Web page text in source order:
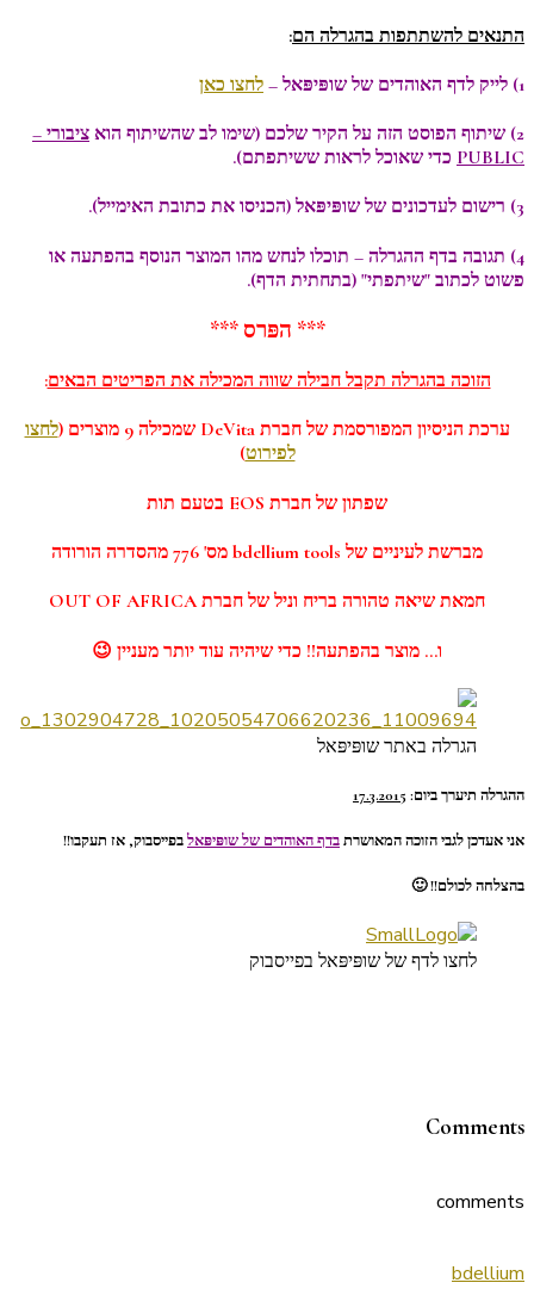
התנאים להשתתפות בהגרלה הם:
1) לייק לדף האוהדים של שופּיפּאל – לחצו כאן
2) שיתוף הפוסט הזה על הקיר שלכם (שימו לב שהשיתוף הוא
ציבורי –
PUBLIC כדי שאוכל לראות ששיתפתם).
3) רישום לעדכונים של שופּיפּאל (הכניסו את כתובת האימייל).
4) תגובה בדף ההגרלה – תוכלו לנחש מהו המוצר הנוסף בהפתעה או
פשוט לכתוב "שיתפתי" (בתחתית הדף).
*** הפּרס ***
הזוכה בהגרלה תקבל חבילה שווה המכילה את הפריטים הבאים:
ערכת הניסיון המפורסמת של חברתDeVita שמכילה 9 מוצרים (
לחצו
לפירוט)
שפתון של חברת EOS בטעם תות
מברשת לעיניים של bdellium tools מס' 776 מהסדרה הורודה
חמאת שיאה טהורה בריח וניל של חברתOUT OF AFRICA
ו… מוצר בהפתעה!! כדי שיהיה עוד יותר מעניין 😉
הגרלה באתר שופּיפּאל
ההגרלה תיערך ביום:17.3.2015
אני אעדכן לגבי הזוכה המאושרתבדף האוהדים של שופּיפּאלבפייסבוק, אז תעקבו!!
בהצלחה לכולם!! 🙂
לחצו לדף של שופּיפּאל בפייסבוק
Comments
comments
bdellium